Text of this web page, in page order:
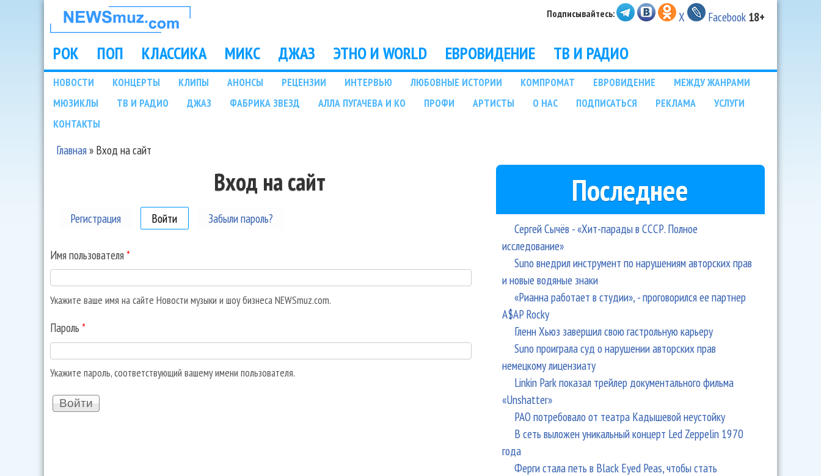
НОВОСТИ
МУЗЫКИ И
ШОУ БИЗНЕСА
NEWSMUZ.COM
Подписывайтесь: X Facebook 18+
Main menu
РОК ПОП КЛАССИКА МИКС ДЖАЗ ЭТНО И WORLD ЕВРОВИДЕНИЕ ТВ И РАДИО
Подразделы
НОВОСТИ КОНЦЕРТЫ КЛИПЫ АНОНСЫ РЕЦЕНЗИИ ИНТЕРВЬЮ ЛЮБОВНЫЕ ИСТОРИИ КОМПРОМАТ ЕВРОВИДЕНИЕ
МЕЖДУ ЖАНРАМИ
МЮЗИКЛЫ
ТВ И РАДИО ДЖАЗ ФАБРИКА ЗВЕЗД АЛЛА ПУГАЧЕВА И КО ПРОФИ АРТИСТЫ О НАС ПОДПИСАТЬСЯ РЕКЛАМА
УСЛУГИ
КОНТАКТЫ
Вы здесь
Главная» Вход на сайт
Вход на сайт
Регистрация Войти (активная вкладка)
Забыли пароль?
Имя пользователя *
Укажите ваше имя на сайте Новости музыки и шоу бизнеса NEWSmuz.com.
Пароль *
Укажите пароль, соответствующий вашему имени пользователя.
Последнее
Сергей Сычёв - «Хит-парады в СССР. Полное
исследование»
Suno внедрил инструмент по нарушениям авторских прав
и новые водяные знаки
«Рианна работает в студии», - проговорился ее партнер
A$AP Rocky
Гленн Хьюз завершил свою гастрольную карьеру
Suno проиграла суд о нарушении авторских прав
немецкому лицензиату
Linkin Park показал трейлер документального фильма
«Unshatter»
РАО потребовало от театра Кадышевой неустойку
В сеть выложен уникальный концерт Led Zeppelin 1970
года
Ферги стала петь в Black Eyed Peas, чтобы стать